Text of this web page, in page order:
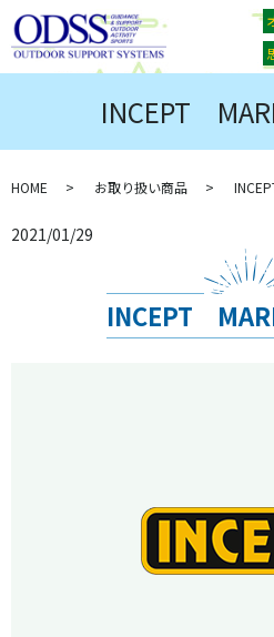
INCEPT
HOME お取り扱い商品
2021/01/29
INCEPT